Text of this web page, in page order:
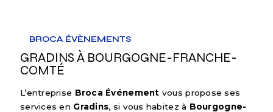
BROCA ÉVÈNEMENTS
GRADINS À BOURGOGNE-FRANCHE-
COMTÉ
L’entreprise Broca Événement vous propose ses
services en Gradins, si vous habitez à Bourgogne-